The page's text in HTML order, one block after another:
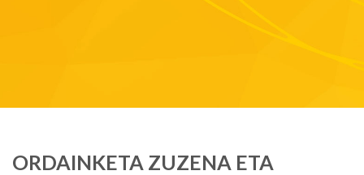
ORDAINKETA ZUZENA ETA